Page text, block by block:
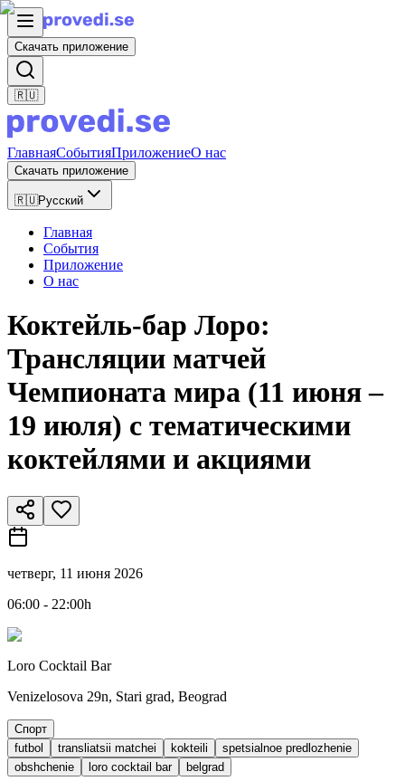
Скачать приложение
🇷🇺
ГлавнаяСобытияПриложениеО нас
Скачать приложение
🇷🇺Русский
Главная
События
Приложение
О нас
Коктейль-бар Лоро:
Трансляции матчей
Чемпионата мира (11 июня –
19 июля) с тематическими
коктейлями и акциями
четверг, 11 июня 2026
06:00 - 22:00h
Loro Cocktail Bar
Venizelosova 29n, Stari grad, Beograd
Спорт
futbol
transliatsii matchei kokteili
spetsialnoe predlozhenie
obshchenie
loro cocktail bar belgrad